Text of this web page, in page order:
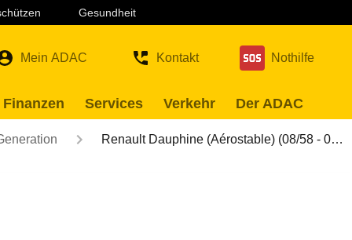
Gesundheit
Mein ADAC Kontakt Nothilfe
Services Verkehr Der ADAC
Renault Dauphine (Aérostable) (08/58 - 0…